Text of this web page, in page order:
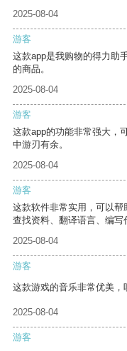
2025-08-04
游客
这款app是我购物的得力助
的商品。
2025-08-04
游客
这款app的功能非常强大，
中游刃有余。
2025-08-04
游客
这款软件非常实用，可以
查找资料、翻译语言、编写
2025-08-04
游客
这款游戏的音乐非常优美，
2025-08-04
游客